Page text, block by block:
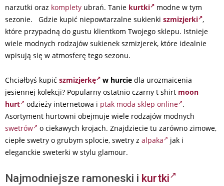
narzutki oraz komplety ubrań. Tanie kurtki
modne w tym
sezonie. Gdzie kupić niepowtarzalne sukienki szmizjerki ,
które przypadną do gustu klientkom Twojego sklepu. Istnieje
wiele modnych rodzajów sukienek szmizjerek, które idealnie
wpisują się w atmosferę tego sezonu.
Chciałbyś kupić szmizjerkę w hurcie dla urozmaicenia
jesiennej kolekcji? Popularny ostatnio czarny t shirt moon
hurt
odzieży internetowa i ptak moda sklep online .
Asortyment hurtowni obejmuje wiele rodzajów modnych
swetrów
o ciekawych krojach. Znajdziecie tu zarówno zimowe,
ciepłe swetry o grubym splocie, swetry z alpaka
jak i
eleganckie sweterki w stylu glamour.
Najmodniejsze ramoneski i kurtki